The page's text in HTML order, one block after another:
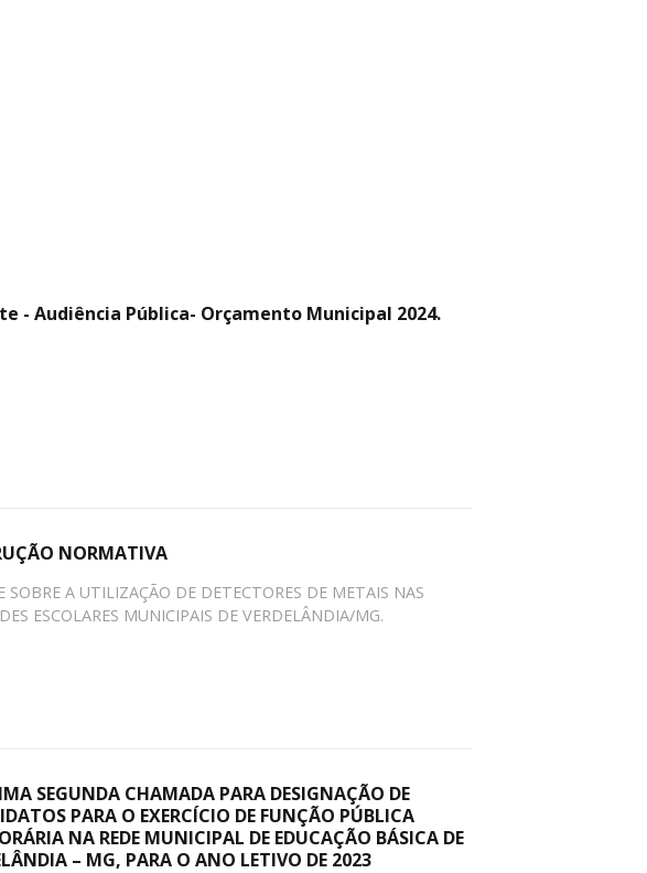
- Audiência Pública- Orçamento Municipal 2024.
NORMATIVA
SOBRE A UTILIZAÇÃO DE DETECTORES DE METAIS NAS
ESCOLARES MUNICIPAIS DE VERDELÂNDIA/MG.
SEGUNDA CHAMADA PARA DESIGNAÇÃO DE
PARA O EXERCÍCIO DE FUNÇÃO PÚBLICA
NA REDE MUNICIPAL DE EDUCAÇÃO BÁSICA DE
– MG, PARA O ANO LETIVO DE 2023